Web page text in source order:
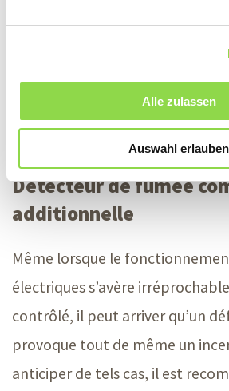
Alle zulassen
Auswahl erlauben
contrôle périodique des
installations électriques à basse
relève de la responsabilité du
Détecteur de fumée
additionnelle
Même lorsque le
électriques s’avère
contrôlé, il peut arriver qu’un
provoque tout de même un
anticiper de tels cas, il est